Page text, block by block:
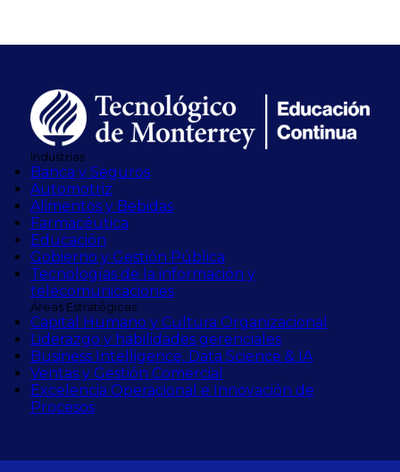
Industrias
Banca y Seguros
Automotriz
Alimentos y Bebidas
Farmacéutica
Educación
Gobierno y Gestión Pública
Tecnologías de la información y
telecomunicaciones
Áreas Estratégicas
Capital Humano y Cultura Organizacional
Liderazgo y habilidades gerenciales
Business Intelligence, Data Science & IA
Ventas y Gestión Comercial
Excelencia Operacional e Innovación de
Procesos